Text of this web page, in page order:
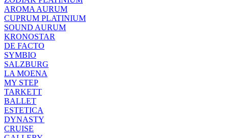
AROMA AURUM
CUPRUM PLATINIUM
SOUND AURUM
KRONOSTAR
DE FACTO
SYMBIO
SALZBURG
LA MOENA
MY STEP
TARKETT
BALLET
ESTETICA
DYNASTY
CRUISE